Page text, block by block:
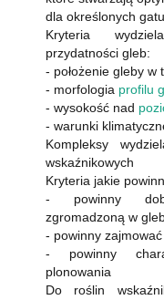
dla określonych
Kryteria
przydatności gleb:
- położenie gleby w
- morfologia profilu
- wysokość nad
- warunki
Kompleksy
wskaźnikowych
Kryteria jakie
- powinny
zgromadzoną w
- powinny
- powinny
plonowania
Do roślin